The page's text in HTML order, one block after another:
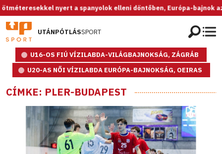
nyert a spanyolok elleni döntőben, Európa-bajnok az U20-as
UTÁNPÓTLÁSSPORT
U16-OS FIÚ VÍZILABDA-VILÁGBAJNOKSÁG, ZÁGRÁB
U20-AS NŐI VÍZILABDA EURÓPA-BAJNOKSÁG, OEIRAS
CÍMKE: PLER-BUDAPEST